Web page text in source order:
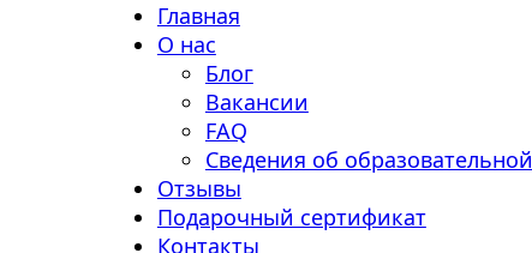
Главная
О нас
Блог
Вакансии
FAQ
Сведения об
Отзывы
Подарочный сертификат
Контакты